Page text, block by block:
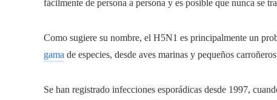
fácilmente de persona a persona y es posible que nunca se
Como sugiere su nombre, el H5N1 es principalmente un
gama de especies, desde aves marinas y pequeños
Se han registrado infecciones esporádicas desde 1997,